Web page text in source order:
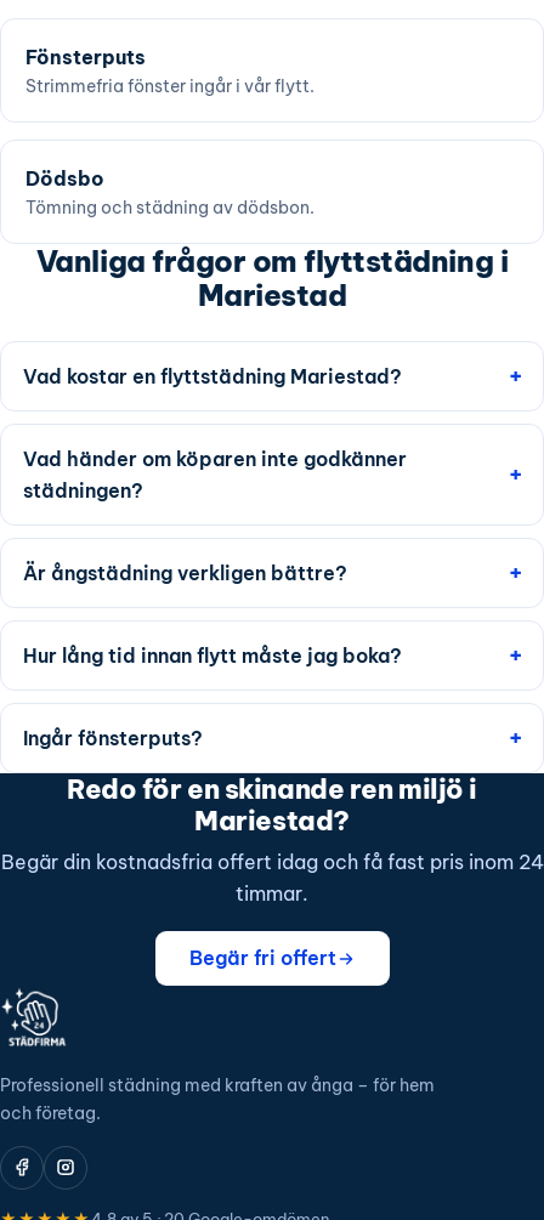
Fönsterputs
Strimmefria fönster ingår i vår flytt.
Dödsbo
Tömning och städning av dödsbon.
Vanliga frågor om flyttstädning i
Mariestad
Vad kostar en flyttstädning Mariestad?
Vad händer om köparen inte godkänner
städningen?
Är ångstädning verkligen bättre?
Hur lång tid innan flytt måste jag boka?
Ingår fönsterputs?
Redo för en skinande ren miljö i
Mariestad?
Begär din kostnadsfria offert idag och få fast pris inom 24
timmar.
Begär fri offert
Professionell städning med kraften av ånga – för hem
och företag.